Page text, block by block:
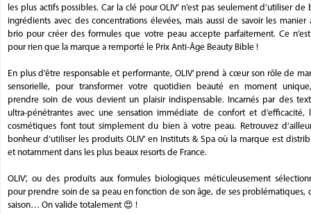
les plus actifs possibles. Car la clé pour OLIV’ n’est pas seulement d’utiliser de
ingrédients avec des concentrations élevées, mais aussi de savoir les manier
brio pour créer des formules que votre peau accepte parfaitement. Ce
pour rien que la marque a remporté le Prix Anti-Âge Beauty Bible !
En plus d’être responsable et performante, OLIV’ prend à cœur son rôle de
sensorielle, pour transformer votre quotidien beauté en moment
prendre soin de vous devient un plaisir indispensable. Incarnés par des
ultra-pénétrantes avec une sensation immédiate de confort et d’efficacité,
cosmétiques font tout simplement du bien à votre peau. Retrouvez
bonheur d’utiliser les produits OLIV’ en Instituts & Spa où la marque est
et notamment dans les plus beaux resorts de France.
OLIV’, ou des produits aux formules biologiques méticuleusement
pour prendre soin de sa peau en fonction de son âge, de ses problématiques,
saison… On valide totalement 😍 !